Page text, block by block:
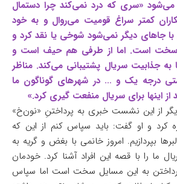
«سری که درد نمی‌کند چرا دستمال
کمتر سراغ قومیت می‌روال و به خود
با جاهای دیگر نمی‌شود شوخی یا نقد کرد و
سخت است. اما از طرفی هم حیف است و
به جذابیت سریال پشتیبانی می‌کند. مناظر
درجه یک و … در شهرهای گوناگون ما
از اینها برای سریال منفعت گیری کرد.»
از این نشست خبری به پرداختنِ «نون‌خ»
کرد و او گفت: باید سپاس کنم از این که
بپردازیم. امروز خانمی با بغض و گریه به
ما را با قصه این افراد آشنا کرد. خودمان
پرداختن به این مسایل سخت است اما سپاس